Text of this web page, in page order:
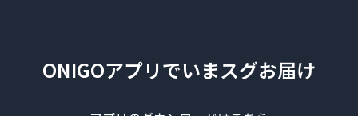
ONIGOアプリでいまスグお届け